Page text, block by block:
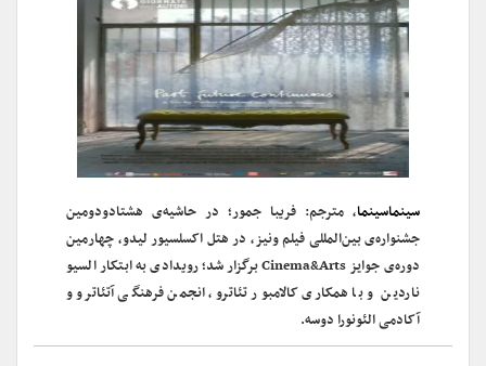
سینماسینما، مترجم: فریبا جمور؛ در حاشیه‌ی هشتادودومین
جشنواره‌ی بین‌المللی فیلم ونیز، در هتل اکسلسیور لیدو، چهارمین
دوره‌ی جوایز Cinema&Arts برگزار شد؛ رویدادی به ابتکار السیو
ناردین و با همکاری کالامبور تئاترو، انجمن فرهنگی آتئاترو و
آکادمی الئونورا دوسه.